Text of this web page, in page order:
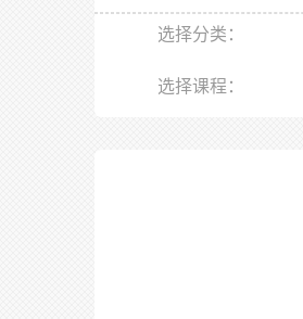
选择分类：
选择课程：